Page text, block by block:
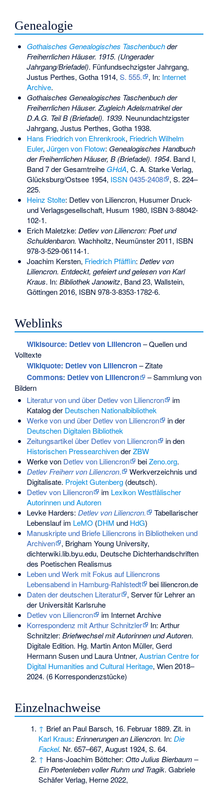
Genealogie
Gothaisches Genealogisches Taschenbuchder
Freiherrlichen Häuser. 1915. (Ungerader
Jahrgang/Briefadel). Fünfundsechzigster Jahrgang,
Justus Perthes, Gotha 1914, S. 555. , In: Internet
Archive.
Gothaisches Genealogisches Taschenbuch der
Freiherrlichen Häuser. Zugleich Adelsmatrikel der
D.A.G. Teil B (Briefadel). 1939. Neunundachtzigster
Jahrgang, Justus Perthes, Gotha 1938.
Hans Friedrich von Ehrenkrook, Friedrich Wilhelm
Euler, Jürgen von Flotow: Genealogisches Handbuch
der Freiherrlichen Häuser, B (Briefadel). 1954. Band I,
Band 7 der Gesamtreihe GHdA, C. A. Starke Verlag,
Glücksburg/Ostsee 1954, ISSN 0435-2408
, S. 224–
225.
Heinz Stolte: Detlev von Liliencron, Husumer Druck-
und Verlagsgesellschaft, Husum 1980, ISBN 3-88042-
102-1.
Erich Maletzke: Detlev von Liliencron: Poet und
Schuldenbaron. Wachholtz, Neumünster 2011, ISBN
978-3-529-06114-1.
Joachim Kersten, Friedrich Pfäfflin: Detlev von
Liliencron. Entdeckt, gefeiert und gelesen von Karl
Kraus. In: Bibliothek Janowitz, Band 23, Wallstein,
Göttingen 2016, ISBN 978-3-8353-1782-6.
Weblinks
Wikisource: Detlev von Liliencron– Quellen und
Volltexte
Wikiquote: Detlev von Liliencron– Zitate
Commons: Detlev von Liliencron
– Sammlung von
Bildern
Literatur von und über Detlev von Liliencron
im
Katalog der Deutschen Nationalbibliothek
Werke von und über Detlev von Liliencron
in der
Deutschen Digitalen Bibliothek
Zeitungsartikel über Detlev von Liliencron
in den
Historischen PressearchivenderZBW
Werke von Detlev von Liliencron beiZeno.org.
Detlev Freiherr von Liliencron.
Werkverzeichnis und
Digitalisate. Projekt Gutenberg(deutsch).
Detlev von Liliencron
im Lexikon Westfälischer
Autorinnen und Autoren
Levke Harders: Detlev von Liliencron.
Tabellarischer
Lebenslauf im LeMO(DHM und HdG)
Manuskripte und Briefe Liliencrons in Bibliotheken und
Archiven
, Brigham Young University,
dichterwiki.lib.byu.edu, Deutsche Dichterhandschriften
des Poetischen Realismus
Leben und Werk mit Fokus auf Liliencrons
Lebensabend in Hamburg-Rahlstedt
bei liliencron.de
Daten der deutschen Literatur
, Server für Lehrer an
der Universität Karlsruhe
Detlev von Liliencron
im Internet Archive
Korrespondenz mit Arthur Schnitzler
In: Arthur
Schnitzler: Briefwechsel mit Autorinnen und Autoren.
Digitale Edition. Hg. Martin Anton Müller, Gerd
Hermann Susen und Laura Untner, Austrian Centre for
Digital Humanities and Cultural Heritage, Wien 2018–
2024. (6 Korrespondenzstücke)
Einzelnachweise
↑ Brief an Paul Barsch, 16. Februar 1889. Zit. in
Karl Kraus: Erinnerungen an Liliencron. In:Die
Fackel. Nr. 657–667, August 1924, S. 64.
↑ Hans-Joachim Böttcher:Otto Julius Bierbaum –
Ein Poetenleben voller Ruhm und Tragik. Gabriele
Schäfer Verlag, Herne 2022,